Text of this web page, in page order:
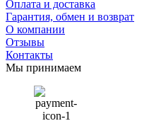
Оплата и доставка
Гарантия, обмен и возврат
О компании
Отзывы
Контакты
Мы принимаем